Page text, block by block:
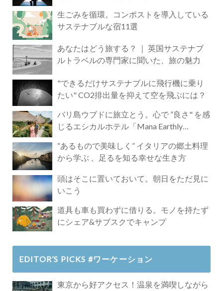
生ごみを循環。コンポストを導入している
サステナブルな宿11選
あなたはどう旅する？ ｜ 英国サステナブ
ルトラベルの専門家に聞いた、旅の魅力
"できるだけサステナブルに飛行機に乗り
たい" CO2排出量を抑えて空を飛ぶには？
バリ島ウブドに旅立とう。心で ”良さ" を感
じるエシカルホテル「Mana Earthly
“あるもので美味しく” イタリアの郷土料理
から学ぶ 、足るを知る幸せな生き方
頭はそこに置いておいて。朝日をただ見に
いこう
道具も車も買わずに借りる。モノを持たず
にシェア&サブスクでキャンプ
EDITOR’S PICKS #ワーケーション
東京から好アクセス！温泉を満喫しながら